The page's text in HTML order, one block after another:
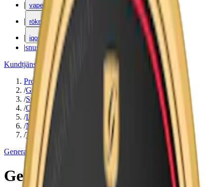
| vape
| rökning
| iqos
|snuskuriren
Kundtjänst
Varumärken
Produkter
/General
/Snus
/Original Portion
/Large
/Normal
/Traditionell
General
General Portion